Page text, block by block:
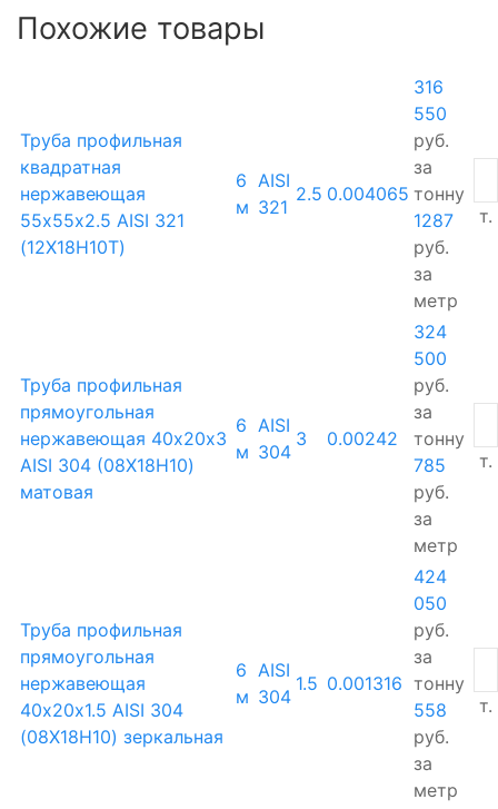
Похожие товары
Труба профильная
квадратная
нержавеющая
55х55х2.5 AISI 321
(12Х18Н10Т)
6
м
AISI
321
2.5 0.004065
316
550
руб.
за
тонну
1287
руб.
за
метр
т.
Труба профильная
прямоугольная
нержавеющая 40х20х3
AISI 304 (08Х18Н10)
матовая
6
м
AISI
304
3 0.00242
324
500
руб.
за
тонну
785
руб.
за
метр
т.
Труба профильная
прямоугольная
нержавеющая
40х20х1.5 AISI 304
(08Х18Н10) зеркальная
6
м
AISI
304
1.5 0.001316
424
050
руб.
за
тонну
558
руб.
за
метр
т.